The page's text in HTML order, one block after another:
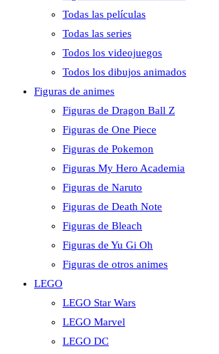
Todas las películas
Todas las series
Todos los videojuegos
Todos los dibujos animados
Figuras de animes
Figuras de Dragon Ball Z
Figuras de One Piece
Figuras de Pokemon
Figuras My Hero Academia
Figuras de Naruto
Figuras de Death Note
Figuras de Bleach
Figuras de Yu Gi Oh
Figuras de otros animes
LEGO
LEGO Star Wars
LEGO Marvel
LEGO DC